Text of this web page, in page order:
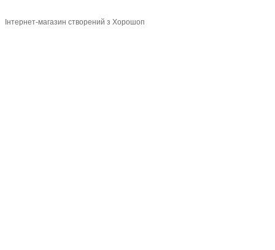
Інтернет-магазин створений з Хорошоп